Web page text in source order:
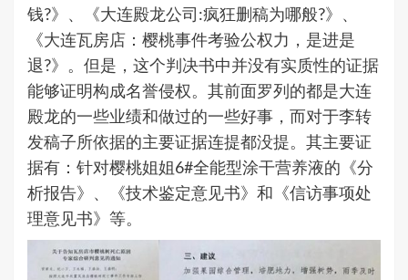
钱?》、《大连殿龙公司:疯狂删稿为哪般?》、
《大连瓦房店：樱桃事件考验公权力，是进是
退?》。但是，这个判决书中并没有实质性的证据
能够证明构成名誉侵权。其前面罗列的都是大连
殿龙的一些业绩和做过的一些好事，而对于李转
发稿子所依据的主要证据连提都没提。其主要证
据有：针对樱桃姐姐6#全能型涂干营养液的《分
析报告》、《技术鉴定意见书》和《信访事项处
理意见书》等。